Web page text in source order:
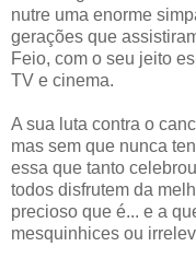
nutre uma enorme
gerações que
Feio, com o seu jeito
TV e cinema.
A sua luta contra o
mas sem que nunca
essa que tanto
todos disfrutem da
precioso que é... e a
mesquinhices ou